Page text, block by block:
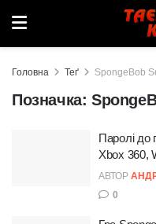
Головна Теґ SpongeBob
Позначка:
Паролі до
Xbox 360,
АВТОР
0